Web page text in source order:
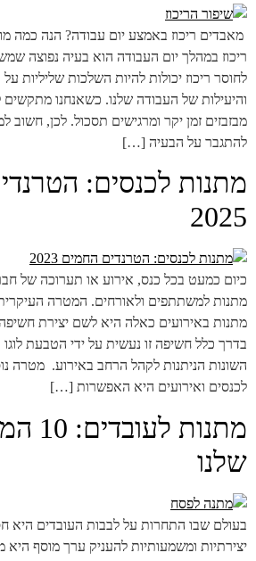
​מאבדים ריכוז באמצע יום עבודה? הנה כמה
ריכוז במהלך יום העבודה הוא בעיה נפוצה
לחוסר ריכוז יכולות להיות השלכות שליליות על
והיעילות של העבודה שלנו. כשאנחנו מתקשים
מבזבזים זמן יקר ומרגישים תסכול. לכן, חשוב
להתגבר על הבעיה […]
מתנות לכנסים:
2025
כיום כמעט בכל כנס, אירוע או תערוכה של
מתנות למשתתפים ולאורחים. המטרה
מתנות באירועים כאלה היא לשם יצירת
בדרך כלל חשיפה זו נעשית על ידי הטבעת לוגו
השונות הניתנות לקהל הרחב באירוע. מטרה
לכנסים ואירועים היא האפשרות […]
מתנות
שלנו
בעולם שבו התחרות על לבבות העובדים היא
יצירתיות ומשמעותיות להעניק ערך מוסף